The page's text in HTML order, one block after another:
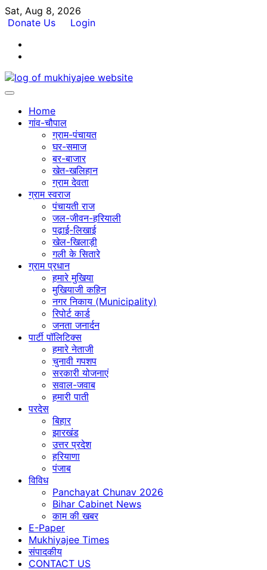
Skip
to
Sat, Aug 8, 2026
Donate Us
Login
Home
गांव-चौपाल
ग्राम-पंचायत
घर-समाज
बर-बाजार
खेत-खलिहान
ग्राम देवता
ग्राम स्वराज
पंचायती राज
जल-जीवन-हरियाली
पढ़ाई-लिखाई
खेल-खिलाड़ी
गली के सितारे
ग्राम प्रधान
हमारे मुखिया
मुखियाजी कहिन
नगर निकाय (Municipality)
रिपोर्ट कार्ड
जनता जनार्दन
पार्टी पॉलिटिक्स
हमारे नेताजी
चुनावी गपशप
सरकारी योजनाएं
सवाल-जवाब
हमारी पाती
परदेस
बिहार
झारखंड
उत्तर प्रदेश
हरियाणा
पंजाब
विविध
Panchayat Chunav 2026
Bihar Cabinet News
काम की खबर
E-Paper
Mukhiyajee Times
संपादकीय
CONTACT US